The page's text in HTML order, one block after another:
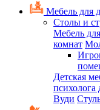
Мебель для
Столы и
Мебель
комнат
Детская
психолога
Вуди